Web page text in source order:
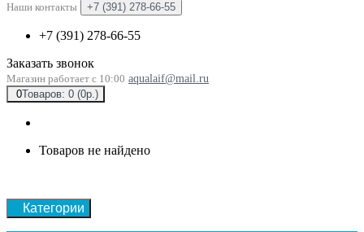
Наши контакты +7 (391) 278-66-55
+7 (391) 278-66-55
Заказать звонок
Магазин работает с 10:00 aqualaif@mail.ru
0Товаров: 0 (0р.)
Товаров не найдено
Категории